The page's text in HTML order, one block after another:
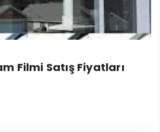
Filmi Satış Fiyatları